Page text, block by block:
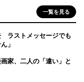
一覧を見る
ラストメッセージでも
」
家、二人の「違い」と